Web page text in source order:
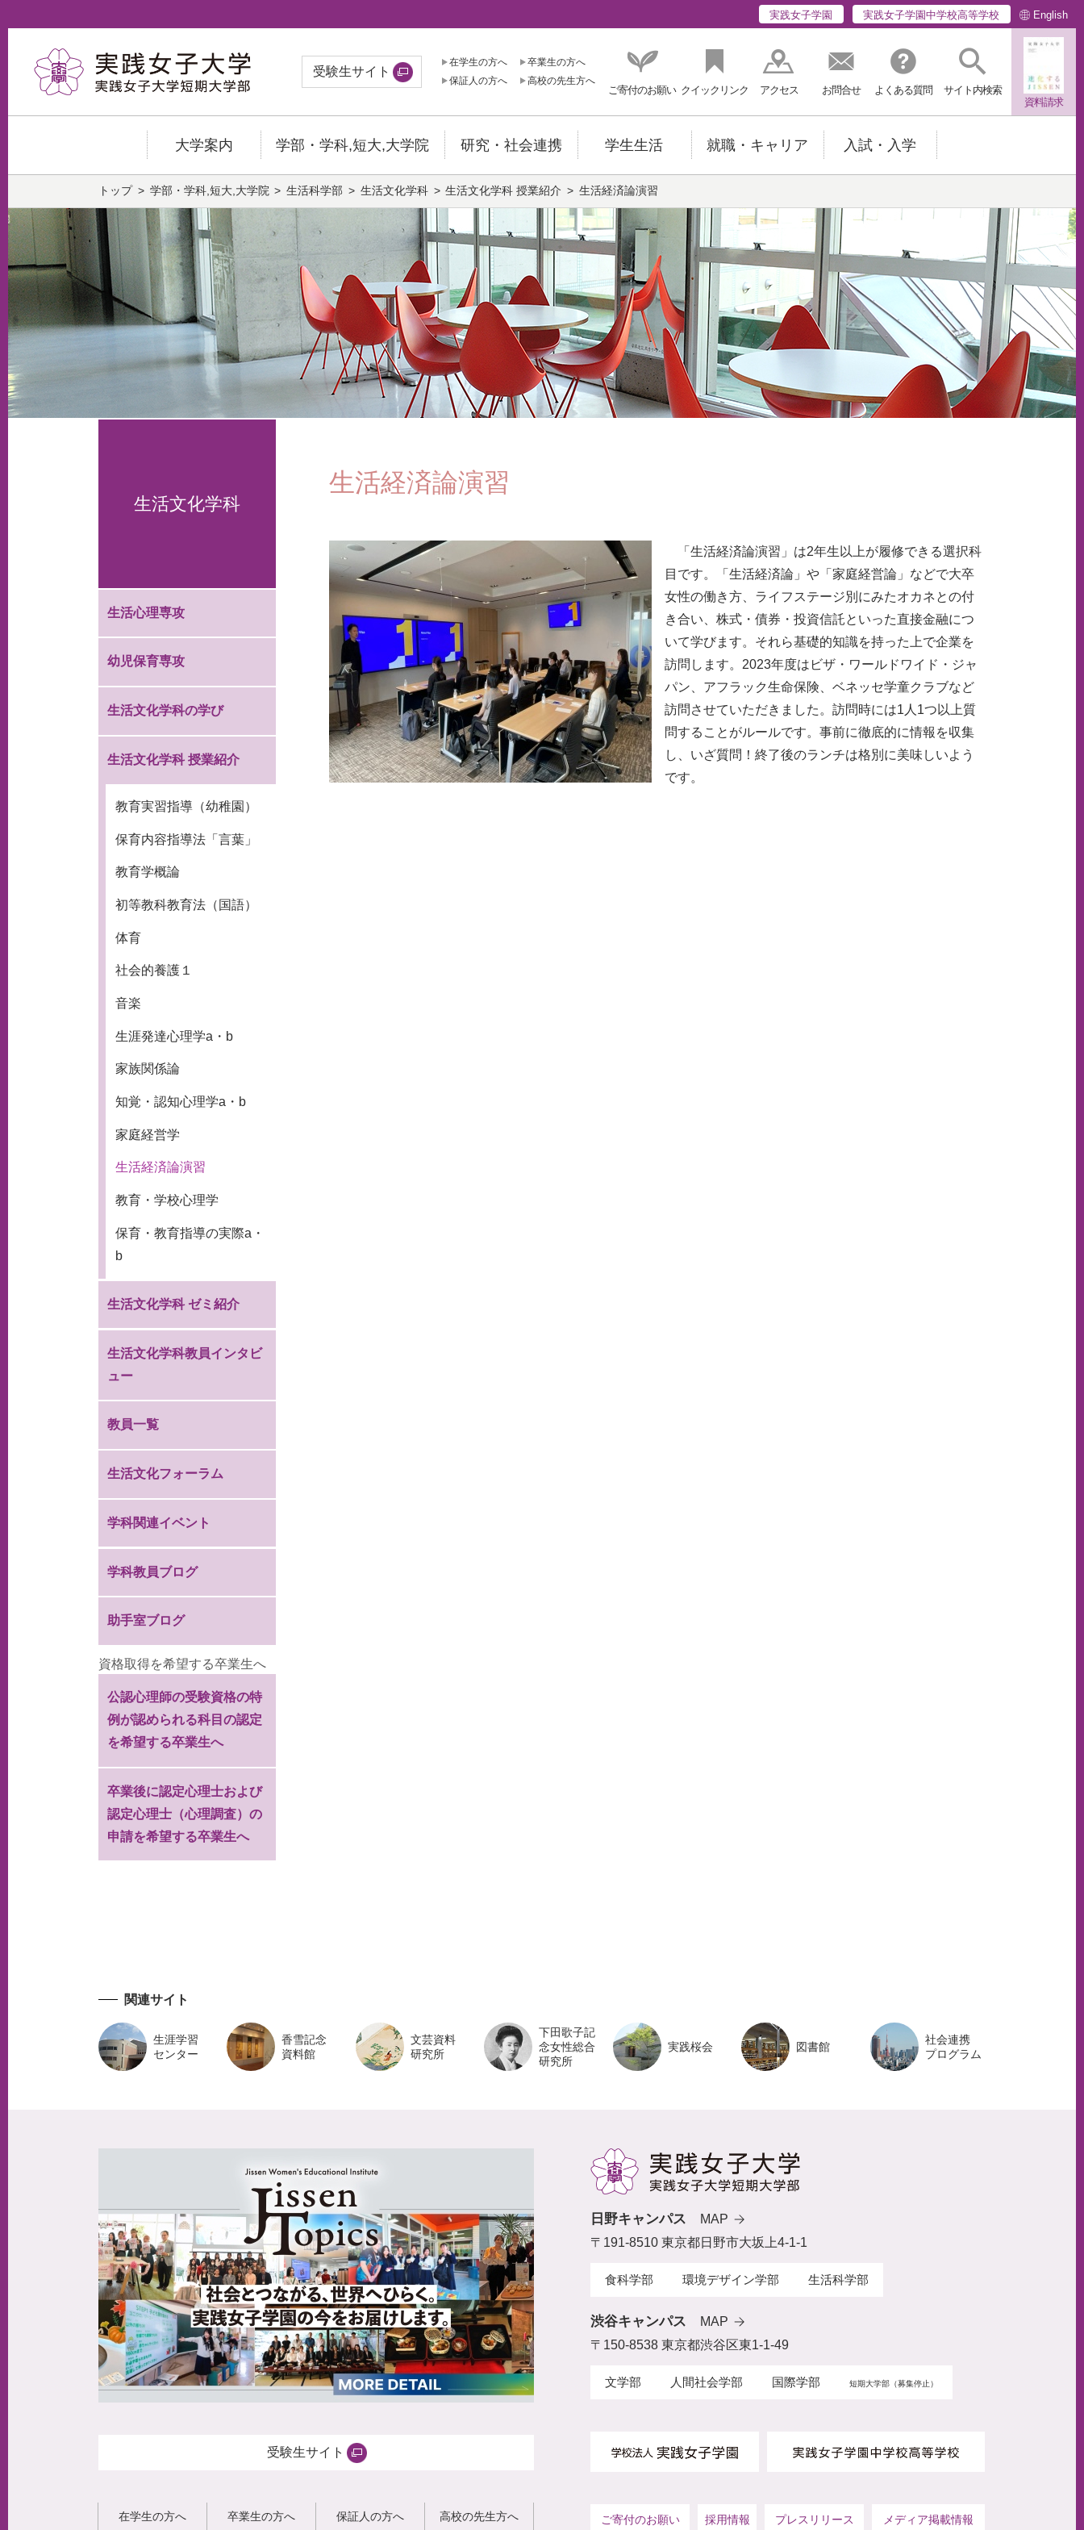
実践女子学園 実践女子学園中学校高等学校 English
受験生サイト
在学生の方へ
卒業生の方へ
保証人の方へ
高校の先生方へ
ご寄付のお願い クイックリンク アクセス お問合せ よくある質問
サイト内検索
資料請求
大学案内 学部・学科,短大,大学院 研究・社会連携 学生生活 就職・キャリア 入試・入学
トップ 学部・学科,短大,大学院 生活科学部 生活文化学科 生活文化学科 授業紹介 生活経済論演習
生活文化学科
生活心理専攻
幼児保育専攻
生活文化学科の学び
生活文化学科 授業紹介
教育実習指導（幼稚園）
保育内容指導法「言葉」
教育学概論
初等教科教育法（国語）
体育
社会的養護１
音楽
生涯発達心理学a・b
家族関係論
知覚・認知心理学a・b
家庭経営学
生活経済論演習
教育・学校心理学
保育・教育指導の実際a・
b
生活文化学科 ゼミ紹介
生活文化学科教員インタビ
ュー
教員一覧
生活文化フォーラム
学科関連イベント
学科教員ブログ
助手室ブログ
資格取得を希望する卒業生へ
公認心理師の受験資格の特
例が認められる科目の認定
を希望する卒業生へ
卒業後に認定心理士および
認定心理士（心理調査）の
申請を希望する卒業生へ
生活経済論演習
「生活経済論演習」は2年生以上が履修できる選択科
目です。「生活経済論」や「家庭経営論」などで大卒
女性の働き方、ライフステージ別にみたオカネとの付
き合い、株式・債券・投資信託といった直接金融につ
いて学びます。それら基礎的知識を持った上で企業を
訪問します。2023年度はビザ・ワールドワイド・ジャ
パン、アフラック生命保険、ベネッセ学童クラブなど
訪問させていただきました。訪問時には1人1つ以上質
問することがルールです。事前に徹底的に情報を収集
し、いざ質問！終了後のランチは格別に美味しいよう
です。
関連サイト
生涯学習
センター
香雪記念
資料館
文芸資料
研究所
下田歌子記
念女性総合
研究所
実践桜会 図書館
社会連携
プログラム
受験生サイト
在学生の方へ 卒業生の方へ 保証人の方へ 高校の先生方へ
日野キャンパス
MAP
〒191-8510 東京都日野市大坂上4-1-1
食科学部 環境デザイン学部 生活科学部
渋谷キャンパス
MAP
〒150-8538 東京都渋谷区東1-1-49
文学部 人間社会学部 国際学部 短期大学部（募集停止）
ご寄付のお願い 採用情報 プレスリリース メディア掲載情報